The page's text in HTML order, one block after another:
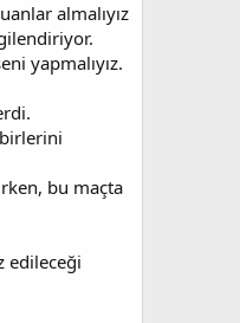
almalıyız
yapmalıyız.
bu maçta
edileceği